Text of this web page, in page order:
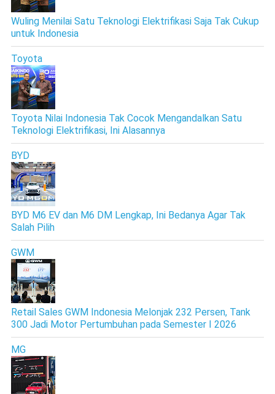
Wuling Menilai Satu Teknologi Elektrifikasi Saja Tak Cukup
untuk Indonesia
Toyota
Toyota Nilai Indonesia Tak Cocok Mengandalkan Satu
Teknologi Elektrifikasi, Ini Alasannya
BYD
BYD M6 EV dan M6 DM Lengkap, Ini Bedanya Agar Tak
Salah Pilih
GWM
Retail Sales GWM Indonesia Melonjak 232 Persen, Tank
300 Jadi Motor Pertumbuhan pada Semester I 2026
MG